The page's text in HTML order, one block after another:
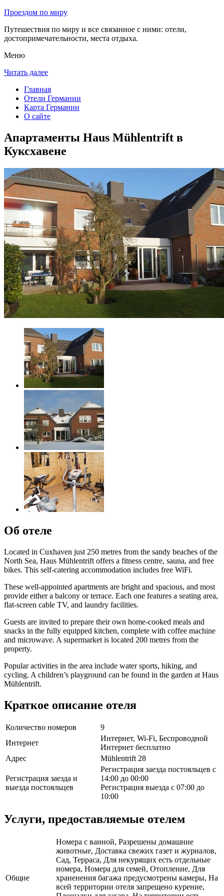
Проездом по миру
Путешествия по миру и все связанное с ними: отели,
достопримечательности, места отдыха.
Меню
Читать далее
Главная
Отели Германии
Карта Германии
О сайте
Апартаменты Haus Mühlentrift в
Куксхавене
Об отеле
Located in Cuxhaven just 250 metres from the sandy beaches of the
North Sea, Haus Mühlentrift offers a fitness centre, sauna, and free
bikes. This self-catering accommodation includes free WiFi.
These well-appointed apartments are bright and spacious, and most
provide either a balcony or terrace. Each one features a seating area,
flat-screen cable TV, and laundry facilities.
Guests are invited to prepare their own home-cooked meals and
snacks in the fully equipped kitchen, complete with coffee machine
and microwave. A supermarket is located 200 metres from the
property.
Popular activities in the area include water sports, hiking, and
cycling. A children’s playground can be found in the garden at Haus
Mühlentrift.
Краткое описание отеля
Количество номеров
9
Интернет
Интернет, Wi-Fi, Беспроводной
Интернет бесплатно
Адрес
Mühlentrift 28
Регистрация заезда и
выезда постояльцев
Регистрация заезда постояльцев с
14:00 до 00:00
Регистрация выезда с 07:00 до
10:00
Услуги, предоставляемые отелем
Общие
Номера с ванной, Разрешены домашние
животные, Доставка свежих газет и журналов,
Сад, Терраса, Для некурящих есть отдельные
номера, Номера для семей, Отопление, Для
храненения багажа предусмотрены камеры, На
всей территории отеля запрещено курение,